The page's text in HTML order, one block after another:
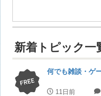
新着トピック一
何でも雑談・ゲ
11日前